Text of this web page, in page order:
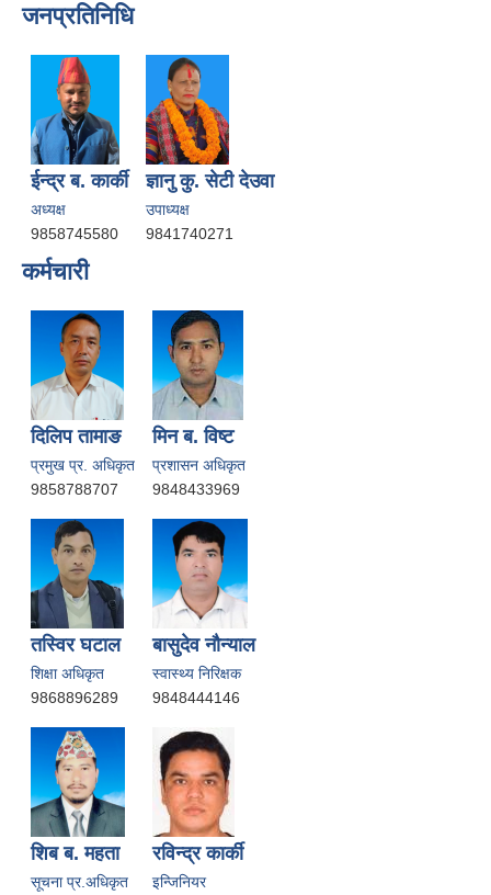
जनप्रतिनिधि
ईन्द्र ब. कार्की
अध्यक्ष
9858745580
ज्ञानु कु. सेटी देउवा
उपाध्यक्ष
9841740271
कर्मचारी
दिलिप तामाङ
प्रमुख प्र. अधिकृत
9858788707
मिन ब. विष्ट
प्रशासन अधिकृत
9848433969
तस्विर घटाल
शिक्षा अधिकृत
9868896289
बासुदेव नाैन्याल
स्वास्थ्य निरिक्षक
9848444146
शिब ब. महता
सूचना प्र.अधिकृत
रविन्द्र कार्की
इन्जिनियर